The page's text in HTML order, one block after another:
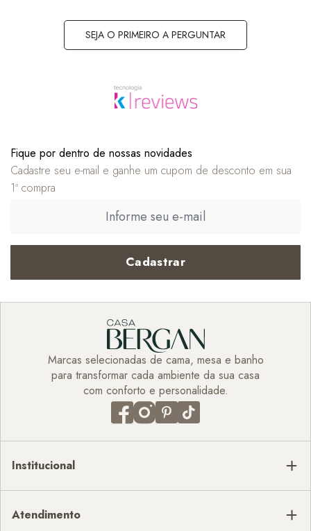
SEJA O PRIMEIRO A PERGUNTAR
Fique por dentro de nossas novidades
Cadastre seu e-mail e ganhe um cupom de desconto em sua
1ª compra
Cadastrar
Marcas selecionadas de cama, mesa e banho
para transformar cada ambiente da sua casa
com conforto e personalidade.
Institucional
Atendimento